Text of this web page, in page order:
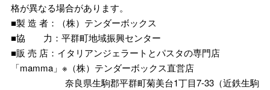
格が異なる場合があります。
■製 造 者：（株）テンダーボックス
■協 力：平群町地域振興センター
■販 売 店：イタリアンジェラートとパスタの専門店
「mamma」※（株）テンダーボックス直営店
奈良県生駒郡平群町菊美台1丁目7-33（近鉄生駒